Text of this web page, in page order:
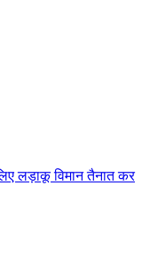
लड़ाकू विमान तैनात कर